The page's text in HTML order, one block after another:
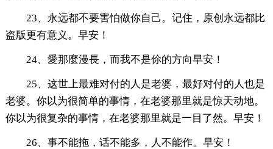
23、永远都不要害怕做你自己。记住，原创永远都比
盗版更有意义。早安！
24、愛那麼漫長，而我不是伱的方向早安！
25、这世上最难对付的人是老婆，最好对付的人也是
老婆。你以为很简单的事情，在老婆那里就是惊天动地。
你以为很复杂的事情，在老婆那里就是一目了然。早安！
26、事不能拖，话不能多，人不能作。早安！